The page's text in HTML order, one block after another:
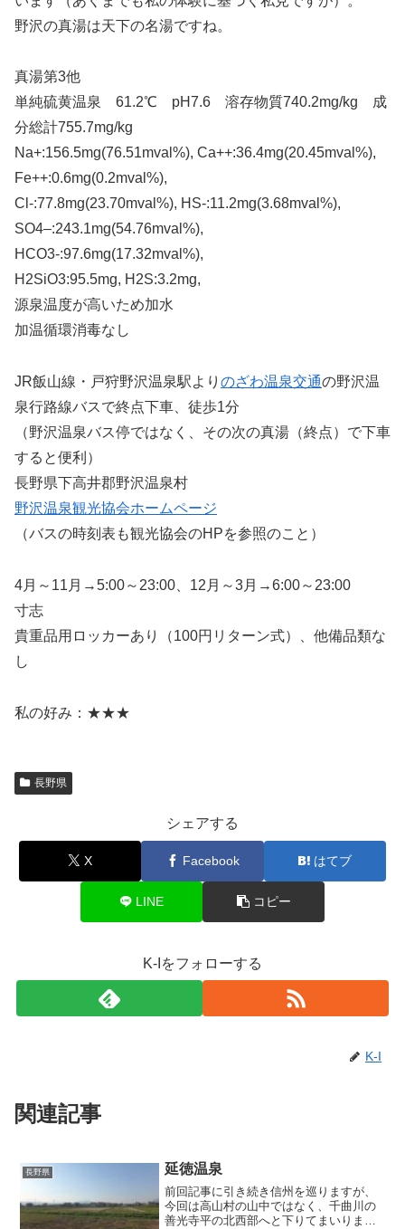
野沢の真湯は天下の名湯ですね。
真湯第3他
単純硫黄温泉 61.2℃ pH7.6 溶存物質740.2mg/kg 成
分総計755.7mg/kg
Na+:156.5mg(76.51mval%), Ca++:36.4mg(20.45mval%),
Fe++:0.6mg(0.2mval%),
Cl-:77.8mg(23.70mval%), HS-:11.2mg(3.68mval%),
SO4–:243.1mg(54.76mval%),
HCO3-:97.6mg(17.32mval%),
H2SiO3:95.5mg, H2S:3.2mg,
源泉温度が高いため加水
加温循環消毒なし
JR飯山線・戸狩野沢温泉駅より のざわ温泉交通の野沢温
泉行路線バスで終点下車、徒歩1分
（野沢温泉バス停ではなく、その次の真湯（終点）で下車
すると便利）
長野県下高井郡野沢温泉村
野沢温泉観光協会ホームページ
（バスの時刻表も観光協会のHPを参照のこと）
4月～11月→5:00～23:00、12月～3月→6:00～23:00
寸志
貴重品用ロッカーあり（100円リターン式）、他備品類な
し
私の好み：★★★
長野県
シェアする
X Facebook はてブ
LINE コピー
K-Iをフォローする
K-I
関連記事
長野県 延徳温泉
前回記事に引き続き信州を巡りますが、
今回は高山村の山中ではなく、千曲川の
善光寺平の北西部へと下りてまいりまし